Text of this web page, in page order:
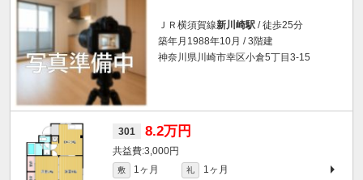
ＪＲ横須賀線新川崎駅 / 徒歩25分
築年月1988年10月 / 3階建
神奈川県川崎市幸区小倉5丁目3-15
301 8.2万円
3,000円
敷 1ヶ月 礼
1ヶ月